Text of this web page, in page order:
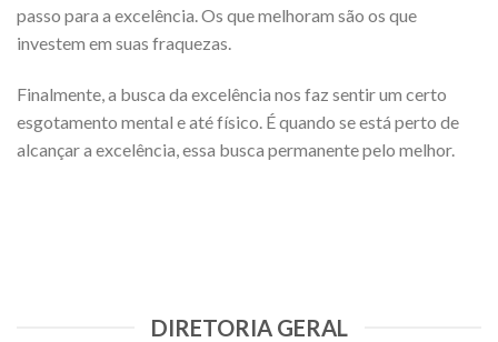
passo para a excelência. Os que melhoram são os que
investem em suas fraquezas.
Finalmente, a busca da excelência nos faz sentir um certo
esgotamento mental e até físico. É quando se está perto de
alcançar a excelência, essa busca permanente pelo melhor.
DIRETORIA GERAL